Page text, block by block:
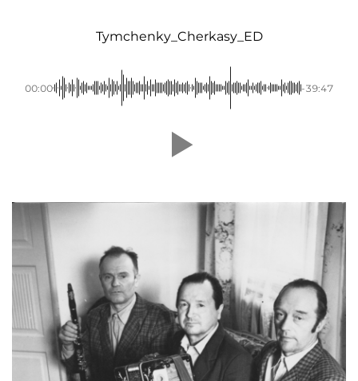
Tymchenky_Cherkasy_ED
00:00 -39:47